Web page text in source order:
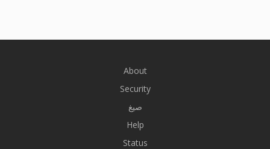
About
Security
صيغ
Help
Status